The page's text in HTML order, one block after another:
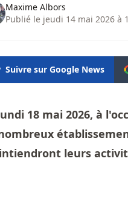
Maxime Albors
Publié le jeudi 14 mai 2026 à
Suivre sur Google News
18 mai 2026, à
leurs